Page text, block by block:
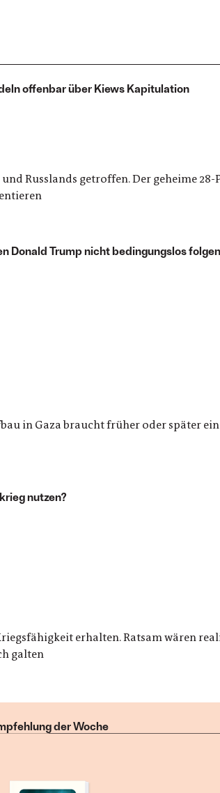
offenbar über Kiews Kapitulation
Russlands getroffen. Der geheime
Donald Trump nicht bedingungslos folgen
in Gaza braucht früher oder später
nutzen?
erhalten. Ratsam wären
galten
der Woche